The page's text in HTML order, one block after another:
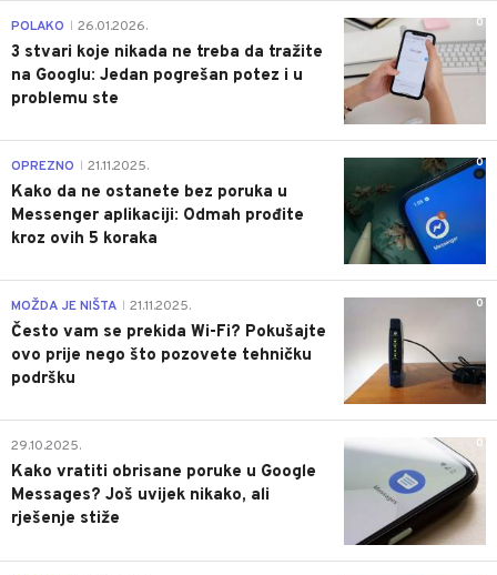
0
POLAKO 26.01.2026.
3 stvari koje nikada ne treba da tražite
na Googlu: Jedan pogrešan potez i u
problemu ste
0
OPREZNO 21.11.2025.
Kako da ne ostanete bez poruka u
Messenger aplikaciji: Odmah prođite
kroz ovih 5 koraka
0
MOŽDA JE NIŠTA 21.11.2025.
Često vam se prekida Wi-Fi? Pokušajte
ovo prije nego što pozovete tehničku
podršku
0
29.10.2025.
Kako vratiti obrisane poruke u Google
Messages? Još uvijek nikako, ali
rješenje stiže